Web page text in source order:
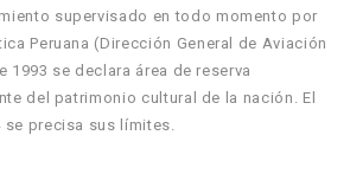
supervisado en todo momento por
Peruana (Dirección General de Aviación
1993 se declara área de reserva
del patrimonio cultural de la nación. El
precisa sus límites.